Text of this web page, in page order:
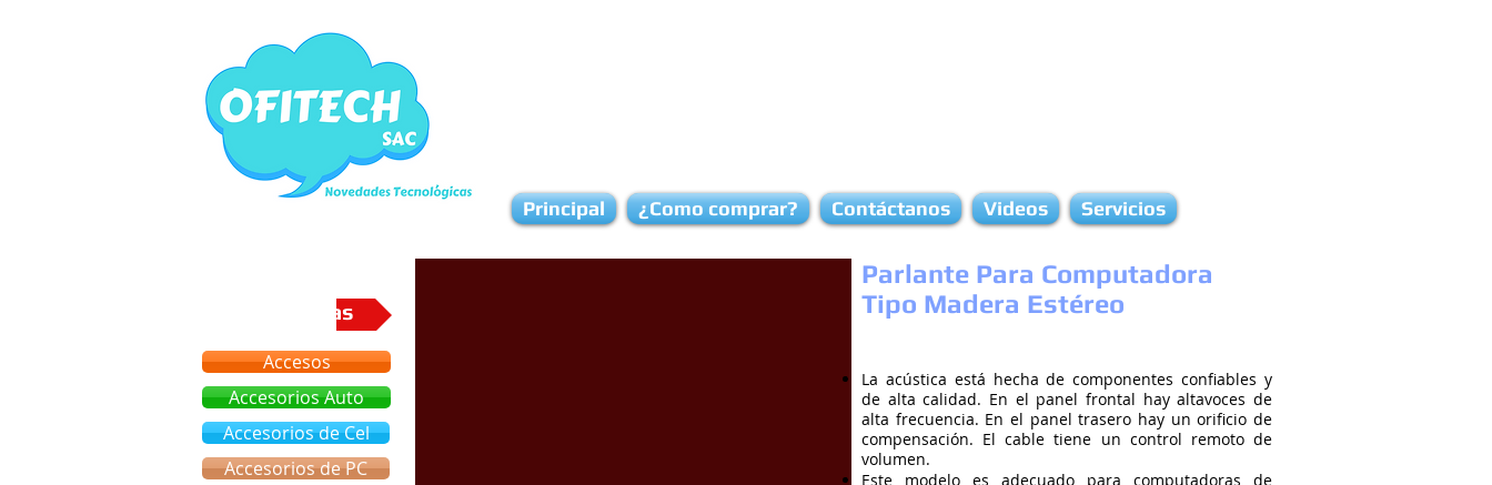
Parlante Para Computadora
Tipo Madera Estéreo
La acústica está hecha de componentes confiables y
de alta calidad. En el panel frontal hay altavoces de
alta frecuencia. En el panel trasero hay un orificio de
compensación. El cable tiene un control remoto de
volumen.
Este modelo es adecuado para computadoras de
Categorias
Accesorios de PC
Accesorios de Cel
Accesorios Auto
Accesos
Principal ¿Como comprar? Contáctanos Videos Servicios